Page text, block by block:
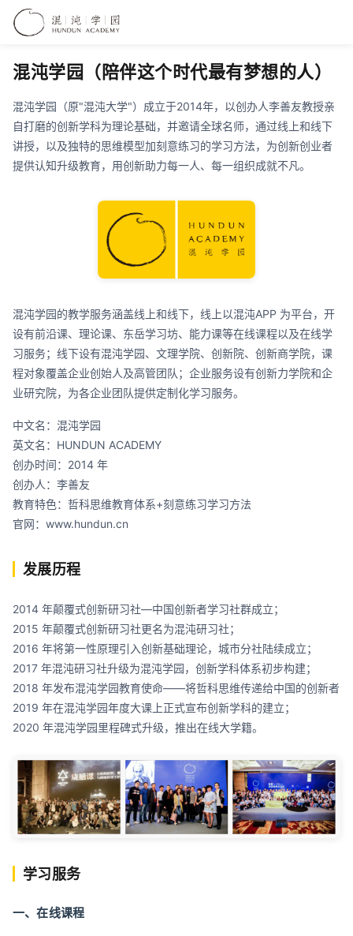
混沌学园（陪伴这个时代最有梦想的人）
混沌学园（原"混沌大学"）成立于2014年，以创办人李善友教授亲
自打磨的创新学科为理论基础，并邀请全球名师，通过线上和线下
讲授，以及独特的思维模型加刻意练习的学习方法，为创新创业者
提供认知升级教育，用创新助力每一人、每一组织成就不凡。
混沌学园的教学服务涵盖线上和线下，线上以混沌APP 为平台，开
设有前沿课、理论课、东岳学习坊、能力课等在线课程以及在线学
习服务；线下设有混沌学园、文理学院、创新院、创新商学院，课
程对象覆盖企业创始人及高管团队；企业服务设有创新力学院和企
业研究院，为各企业团队提供定制化学习服务。
中文名：混沌学园
英文名：HUNDUN ACADEMY
创办时间：2014 年
创办人：李善友
教育特色：哲科思维教育体系+刻意练习学习方法
官网： www.hundun.cn
发展历程
2014 年颠覆式创新研习社—中国创新者学习社群成立；
2015 年颠覆式创新研习社更名为混沌研习社；
2016 年将第一性原理引入创新基础理论，城市分社陆续成立；
2017 年混沌研习社升级为混沌学园，创新学科体系初步构建；
2018 年发布混沌学园教育使命——将哲科思维传递给中国的创新者
2019 年在混沌学园年度大课上正式宣布创新学科的建立；
2020 年混沌学园里程碑式升级，推出在线大学籍。
学习服务
一、在线课程